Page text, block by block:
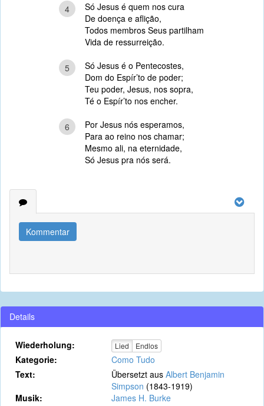
4
Só Jesus é quem nos cura
De doença e aflição,
Todos membros Seus partilham
Vida de ressurreição.
5
Só Jesus é o Pentecostes,
Dom do Espír’to de poder;
Teu poder, Jesus, nos sopra,
Té o Espír’to nos encher.
6
Por Jesus nós esperamos,
Para ao reino nos chamar;
Mesmo ali, na eternidade,
Só Jesus pra nós será.
Kommentar
Details
Wiederholung: Lied Endlos
Kategorie:
Como Tudo
Text:
Übersetzt aus Albert Benjamin
Simpson (1843-1919)
Musik:
James H. Burke